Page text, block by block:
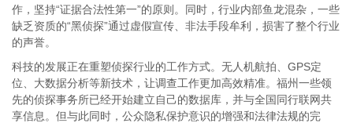
作，坚持“证据合法性第一”的原则。同时，行业内部鱼龙混杂，一些
缺乏资质的“黑侦探”通过虚假宣传、非法手段牟利，损害了整个行业
的声誉。
科技的发展正在重塑侦探行业的工作方式。无人机航拍、GPS定
位、大数据分析等新技术，让调查工作更加高效精准。福州一些领
先的侦探事务所已经开始建立自己的数据库，并与全国同行联网共
享信息。但与此同时，公众隐私保护意识的增强和法律法规的完